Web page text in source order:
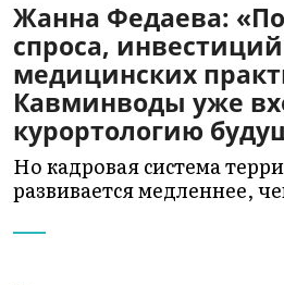
Жанна Федаева:
спроса,
медицинских
Кавминводы уже
курортологию
Но кадровая система
развивается медленнее,